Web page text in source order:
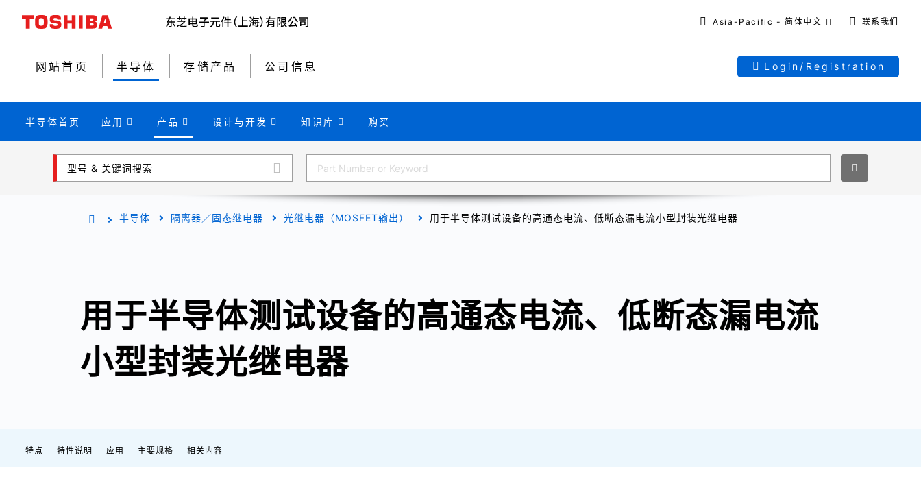
Asia-Pacific - 简体中文 联系我们
网站首页 半导体 存储产品 公司信息 Login/Registration
半导体首页 应用 产品 设计与开发 知识库 购买
型号 & 关键词搜索
半导体 隔离器／固态继电器 光继电器（MOSFET输出） 用于半导体测试设备的高通态电流、低断态漏电流小型封装光继电器
用于半导体测试设备的高通态电流、低断态漏电流
小型封装光继电器
特点 特性说明 应用 主要规格 相关内容